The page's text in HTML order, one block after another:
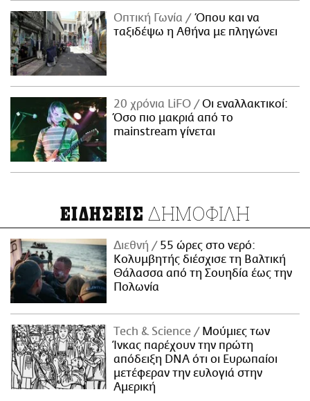
Οπτική Γωνία
Όπου και να
ταξιδέψω η Αθήνα με πληγώνει
20 χρόνια LiFO
Οι εναλλακτικοί:
Όσο πιο μακριά από το
mainstream γίνεται
ΕΙΔΗΣΕΙΣ ΔΗΜΟΦΙΛΗ
Διεθνή
55 ώρες στο νερό:
Κολυμβητής διέσχισε τη Βαλτική
Θάλασσα από τη Σουηδία έως την
Πολωνία
Τech & Science
Μούμιες των
Ίνκας παρέχουν την πρώτη
απόδειξη DNA ότι οι Ευρωπαίοι
μετέφεραν την ευλογιά στην
Αμερική